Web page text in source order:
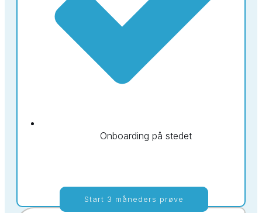
Onboarding på stedet
Start 3 måneders prøve